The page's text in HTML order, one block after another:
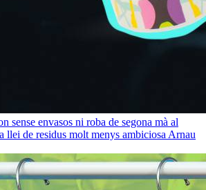
sense envasos ni roba de segona mà al
llei de residus molt menys ambiciosa Arnau